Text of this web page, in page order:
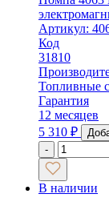
Артикул:
Код
31810
Топливные
Гарантия
12 месяцев
5 310 ₽
-
В наличии